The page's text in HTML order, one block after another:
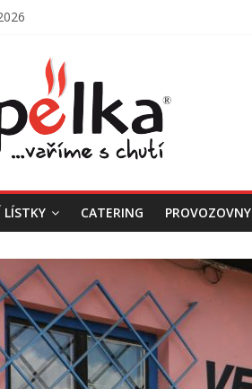
LÍSTKY CATERING PROVOZOVNY